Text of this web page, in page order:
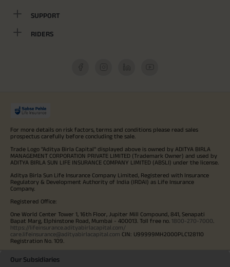
SUPPORT
RIDERS
For more details on risk factors, terms and conditions please read sales
prospectus carefully before concluding the sale.
Trade Logo "Aditya Birla Capital" displayed above is owned by ADITYA BIRLA
MANAGEMENT CORPORATION PRIVATE LIMITED (Trademark Owner) and used by
ADITYA BIRLA SUN LIFE INSURANCE COMPANY LIMITED (ABSLI) under the license.
Aditya Birla Sun Life Insurance Company Limited, Registered with Insurance
Regulatory & Development Authority of India (IRDAI) as Life Insurance
Company.
Registered Office:
One World Center Tower 1, 16th Floor, Jupiter Mill Compound, 841, Senapati
Bapat Marg, Elphinstone Road, Mumbai - 400013. Toll free no. 1800-270-7000
https://lifeinsurance.adityabirlacapital.com/
care.lifeinsurance@adityabirlacapital.com CIN: U99999MH2000PLC128110
Registration No. 109.
Our Subsidiaries